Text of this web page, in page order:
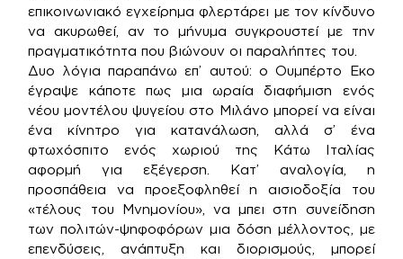
επικοινωνιακό εγχείρημα φλερτάρει με τον κίνδυνο
να ακυρωθεί, αν το μήνυμα συγκρουστεί με την
πραγματικότητα που βιώνουν οι παραλήπτες του.
Δυο λόγια παραπάνω επ’ αυτού: ο Ουμπέρτο Εκο
έγραψε κάποτε πως μια ωραία διαφήμιση ενός
νέου μοντέλου ψυγείου στο Μιλάνο μπορεί να είναι
ένα κίνητρο για κατανάλωση, αλλά σ’ ένα
φτωχόσπιτο ενός χωριού της Κάτω Ιταλίας
αφορμή για εξέγερση. Κατ’ αναλογία, η
προσπάθεια να προεξοφληθεί η αισιοδοξία του
«τέλους του Μνημονίου», να μπει στη συνείδηση
των πολιτών-ψηφοφόρων μια δόση μέλλοντος, με
επενδύσεις, ανάπτυξη και διορισμούς, μπορεί